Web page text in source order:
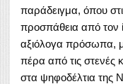
παράδειγμα, όπου
προσπάθεια από τον
αξιόλογα πρόσωπα,
πέρα από τις στενές
στα ψηφοδέλτια της